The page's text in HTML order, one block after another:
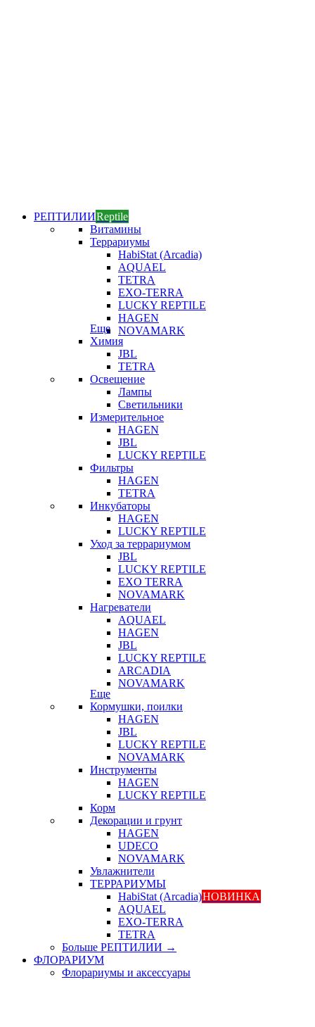
РЕПТИЛИИReptile
Витамины
Террариумы
HabiStat (Arcadia)
AQUAEL
TETRA
EXO-TERRA
LUCKY REPTILE
HAGEN
NOVAMARK
Еще
Химия
JBL
TETRA
Освещение
Лампы
Светильники
Измерительное
HAGEN
JBL
LUCKY REPTILE
Фильтры
HAGEN
TETRA
Инкубаторы
HAGEN
LUCKY REPTILE
Уход за террариумом
JBL
LUCKY REPTILE
EXO TERRA
NOVAMARK
Нагреватели
AQUAEL
HAGEN
JBL
LUCKY REPTILE
ARCADIA
NOVAMARK
Еще
Кормушки, поилки
HAGEN
JBL
LUCKY REPTILE
NOVAMARK
Инструменты
HAGEN
LUCKY REPTILE
Корм
Декорации и грунт
HAGEN
UDECO
NOVAMARK
Увлажнители
ТЕРРАРИУМЫ
HabiStat (Arcadia)НОВИНКА
AQUAEL
EXO-TERRA
TETRA
Больше РЕПТИЛИИ →
ФЛОРАРИУМ
Флорариумы и аксессуары